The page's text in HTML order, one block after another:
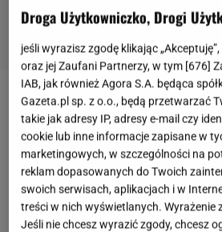
Agnieszka Włodarczykz
synem pod koniec 2021 roku
Dubaju. Obecnie mieszkają na
Bahrajnie. Po zamieszczanych
zdjęciach i nagraniach w sieci
wrażenie, że aktorka i
Droga Użytkowniczko, Drogi
jeśli wyrazisz zgodę klikając
oraz jej Zaufani Partnerzy, w tym [676]
IAB, jak również Agora S.A. będąca
Gazeta.pl sp. z o.o., będą przetwarzać
takie jak adresy IP, adresy e-mail czy
cookie lub inne informacje zapisane w
marketingowych, w szczególności na
reklam dopasowanych do Twoich
swoich serwisach, aplikacjach i w
treści w nich wyświetlanych. Wyrażenie
Jeśli nie chcesz wyrazić zgody, chcesz